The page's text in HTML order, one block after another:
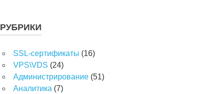
РУБРИКИ
SSL-сертификаты (16)
VPS\VDS (24)
Администрирование (51)
Аналитика (7)